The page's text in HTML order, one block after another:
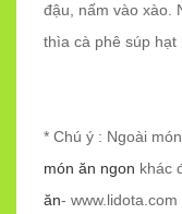
đậu, nấm vào xào.
thìa cà phê súp hạt
* Chú ý : Ngoài món
món ăn ngon khác
ăn-